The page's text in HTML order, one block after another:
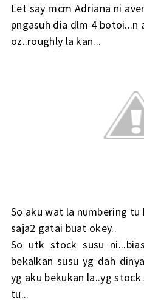
Let say mcm Adriana ni
pngasuh dia dlm 4 botoi...n
oz..roughly la kan...
So aku wat la numbering tu
saja2 gatai buat okey..
So utk stock susu
bekalkan susu yg dah
yg aku bekukan la..yg
tu...